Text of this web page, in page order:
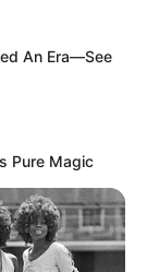
és
An Era—See
Pure Magic